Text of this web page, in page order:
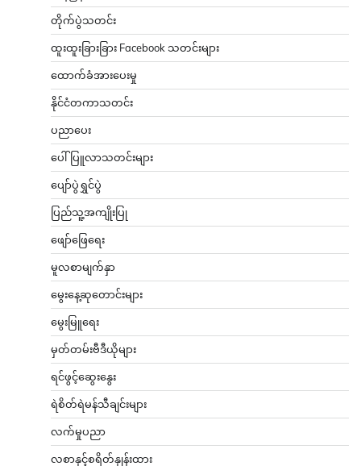
တိုက်ပွဲသတင်း
ထူးထူးခြားခြား Facebook သတင်းများ
ထောက်ခံအားပေးမှု
နိုင်ငံတကာသတင်း
ပညာပေး
ပေါ်ပြူလာသတင်းများ
ပျော်ပွဲရွှင်ပွဲ
ပြည်သူ့အကျိုးပြု
ဖျော်ဖြေရေး
မူလစာမျက်နှာ
မွေးနေ့ဆုတောင်းများ
မွေးမြူရေး
မှတ်တမ်းဗီဒီယိုများ
ရင်ဖွင့်ဆွေးနွေး
ရဲစိတ်ရဲမန်သီချင်းများ
လက်မှုပညာ
လစာနှင့်စရိတ်နှုန်းထား